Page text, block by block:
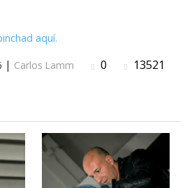
aquí.
| Carlos Lamm 0 13521